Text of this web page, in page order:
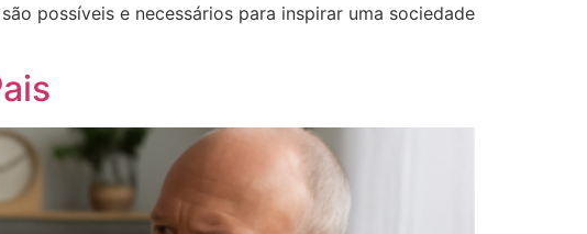
possíveis e necessários para inspirar uma sociedade